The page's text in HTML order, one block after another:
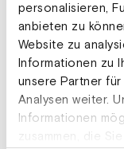
personalisieren,
anbieten zu
Website zu
Informationen zu
unsere Partner
Analysen weiter.
Informationen
zusammen, die
28.03.2026
27.03.2026
22.03.2026